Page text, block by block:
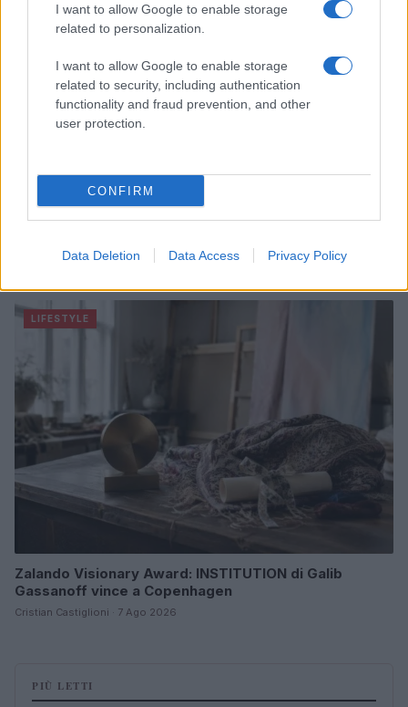
I want to allow Google to enable storage
related to personalization.
I want to allow Google to enable storage
related to security, including authentication
functionality and fraud prevention, and other
user protection.
CONFIRM
Data Deletion Data Access Privacy Policy
mare e storia
LIFESTYLE
Zalando Visionary Award: INSTITUTION di Galib
Gassanoff vince a Copenhagen
Cristian Castiglioni · 7 Ago 2026
PIÙ LETTI